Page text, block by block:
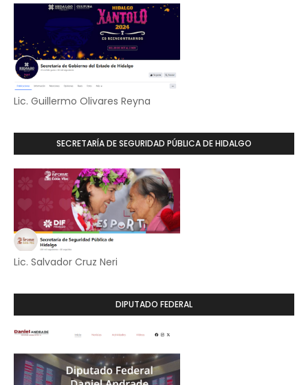
Lic. Guillermo Olivares Reyna
SECRETARÍA DE SEGURIDAD PÚBLICA DE HIDALGO
Lic. Salvador Cruz Neri
DIPUTADO FEDERAL